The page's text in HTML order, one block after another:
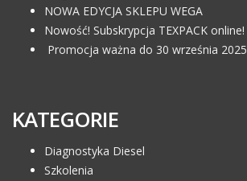
NOWA EDYCJA SKLEPU WEGA
Nowość! Subskrypcja TEXPACK online!
Promocja ważna do 30 września 2025
KATEGORIE
Diagnostyka Diesel
Szkolenia